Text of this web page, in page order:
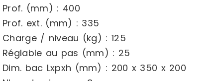
Prof. (mm) : 400
Prof. ext. (mm) : 335
Charge / niveau (kg) : 125
Réglable au pas (mm) : 25
Dim. bac Lxpxh (mm) : 200 x 350 x 200